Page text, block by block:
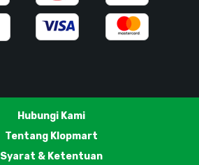
Hubungi Kami
Tentang Klopmart
Syarat & Ketentuan